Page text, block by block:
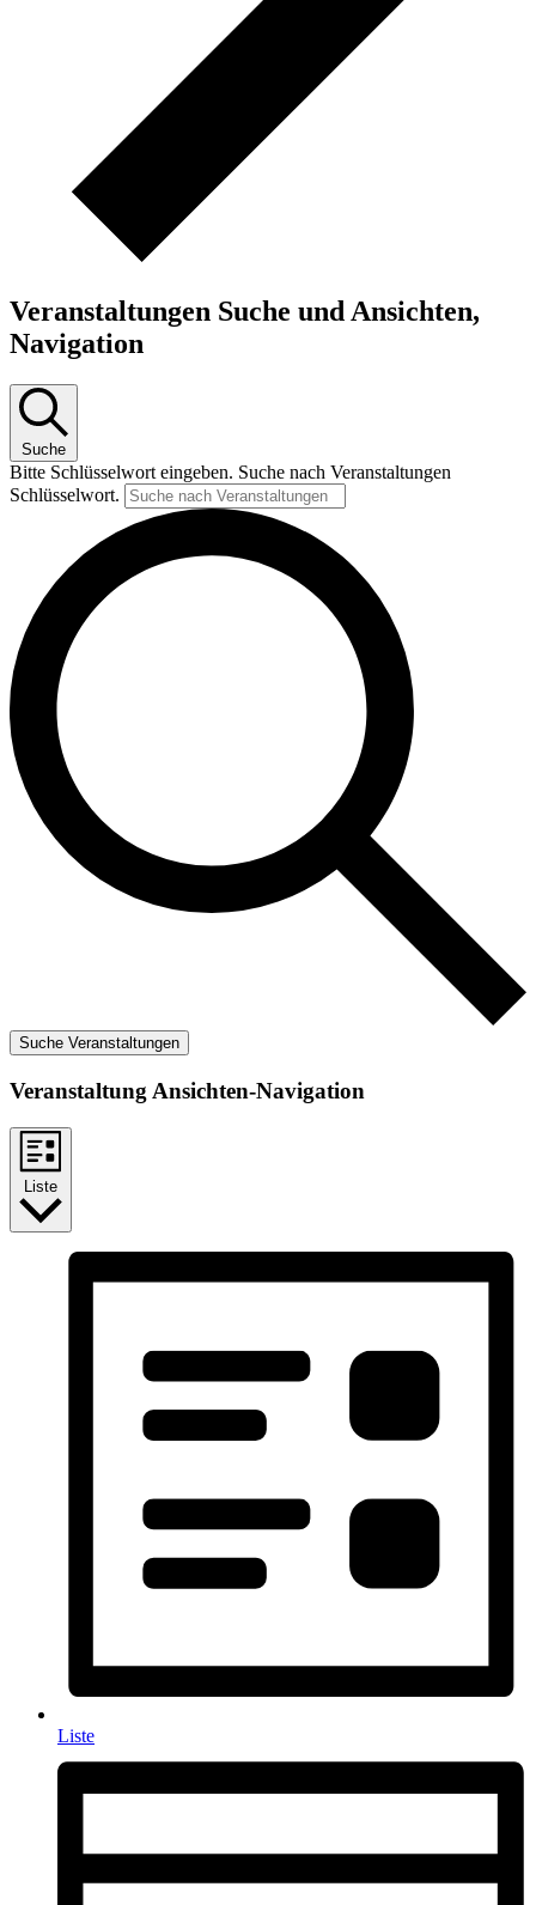
Veranstaltungen Suche und Ansichten,
Navigation
Suche
Bitte Schlüsselwort eingeben. Suche nach Veranstaltungen
Schlüsselwort.
Suche Veranstaltungen
Veranstaltung Ansichten-Navigation
Liste
Liste